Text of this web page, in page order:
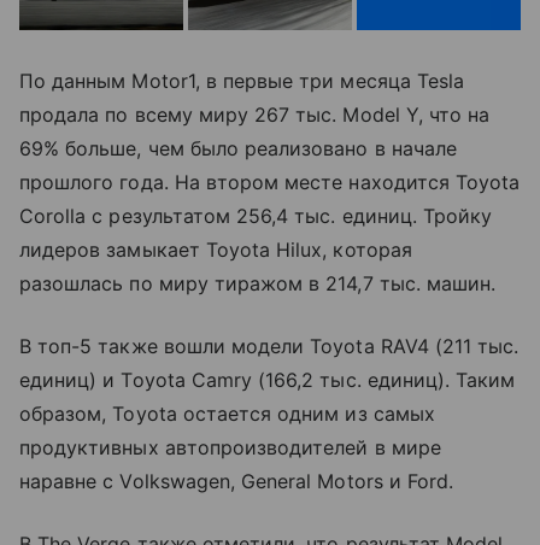
По данным Motor1, в первые три месяца Tesla
продала по всему миру 267 тыс. Model Y, что на
69% больше, чем было реализовано в начале
прошлого года. На втором месте находится Toyota
Corolla с результатом 256,4 тыс. единиц. Тройку
лидеров замыкает Toyota Hilux, которая
разошлась по миру тиражом в 214,7 тыс. машин.
В топ-5 также вошли модели Toyota RAV4 (211 тыс.
единиц) и Toyota Camry (166,2 тыс. единиц). Таким
образом, Toyota остается одним из самых
продуктивных автопроизводителей в мире
наравне с Volkswagen, General Motors и Ford.